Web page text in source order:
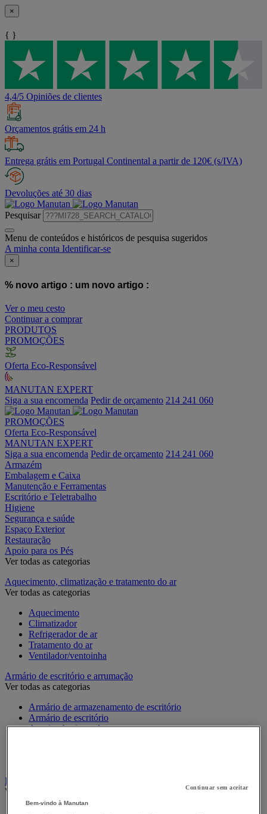
×
{ }
4,4/5 Opiniões de clientes
Orçamentos grátis em 24 h
Entrega grátis em Portugal Continental a partir de 120€ (s/IVA)
Devoluções até 30 dias
Pesquisar
Menu de conteúdos e históricos de pesquisa sugeridos
A minha conta Identificar-se
×
% novo artigo : um novo artigo :
Ver o meu cesto
Continuar a comprar
PRODUTOS
PROMOÇÕES
Oferta Eco-Responsável
MANUTAN EXPERT
Siga a sua encomenda Pedir de orçamento 214 241 060
PROMOÇÕES
Oferta Eco-Responsável
MANUTAN EXPERT
Siga a sua encomenda Pedir de orçamento 214 241 060
Armazém
Embalagem e Caixa
Manutenção e Ferramentas
Escritório e Teletrabalho
Higiene
Segurança e saúde
Espaço Exterior
Restauração
Apoio para os Pés
Ver todas as categorias
Aquecimento, climatização e tratamento do ar
Ver todas as categorias
Aquecimento
Climatizador
Refrigerador de ar
Tratamento do ar
Ventilador/ventoinha
Armário de escritório e arrumação
Ver todas as categorias
Armário de armazenamento de escritório
Armário de escritório
Arquivo horizontal
Bengaleiro e cabide
Ver todas as categorias
Continuar sem aceitar
Bem-vindo à Manutan